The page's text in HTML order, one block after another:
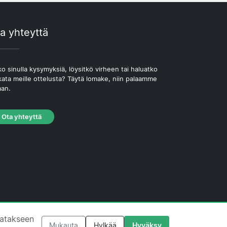
yhteyttä
sinulla kysymyksiä, löysitkö virheen tai haluatko
meille ottelusta? Täytä lomake, niin palaamme
Ota yhteyttä
·Toimituksellinen käytäntö
Mukauta Hylkää Hyväksy